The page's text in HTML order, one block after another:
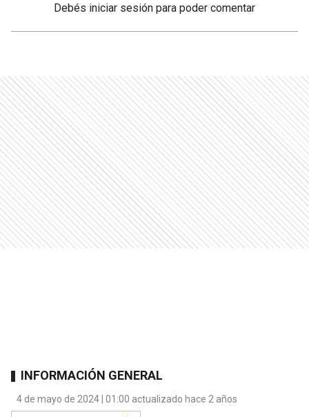
Debés iniciar sesión para poder comentar
INFORMACIÓN GENERAL
4 de mayo de 2024 | 01:00 actualizado hace 2 años